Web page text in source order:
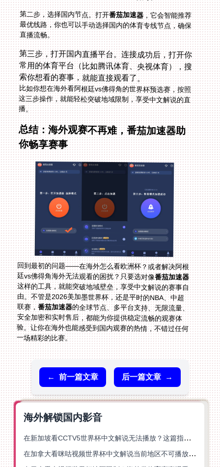
第二步，选择国内节点。打开番茄加速器，它会智能推荐
最优线路，你也可以手动选择国内的体育专线节点，确保
直播流畅。
第三步，打开国内直播平台。连接成功后，打开你
常用的体育平台（比如腾讯体育、央视体育），搜
索你想看的赛事，就能直接观看了。
比如你想在海外看阿根廷vs佛得角的世界杯预选赛，按照
这三步操作，就能轻松突破地域限制，享受中文解说的直
播。
总结：海外观赛不再难，番茄加速器助
你畅享赛事
回到最初的问题——在海外怎么看欧洲杯？或者解决阿根
廷vs佛得角海外无法观看的困扰？只要选对像番茄加速器
这样的工具，就能突破地域壁垒，享受中文解说的赛事自
由。不管是2026美加墨世界杯，还是平时的NBA、中超
联赛，番茄加速器的全球节点、多平台支持、无限流量、
安全加密和实时售后，都能为你提供稳定流畅的观赛体
验。让你在海外也能感受到国内观赛的热情，不错过任何
一场精彩的比赛。
← 前一篇文章 后一篇文章 →
海外解锁国内影音
在新加坡看CCTV5世界杯中文解说无法播放？这篇指南帮你解锁海外体育直播自由
在加拿大看咪咕视频世界杯中文解说当前地区不可播放？这篇指南帮你一键解决